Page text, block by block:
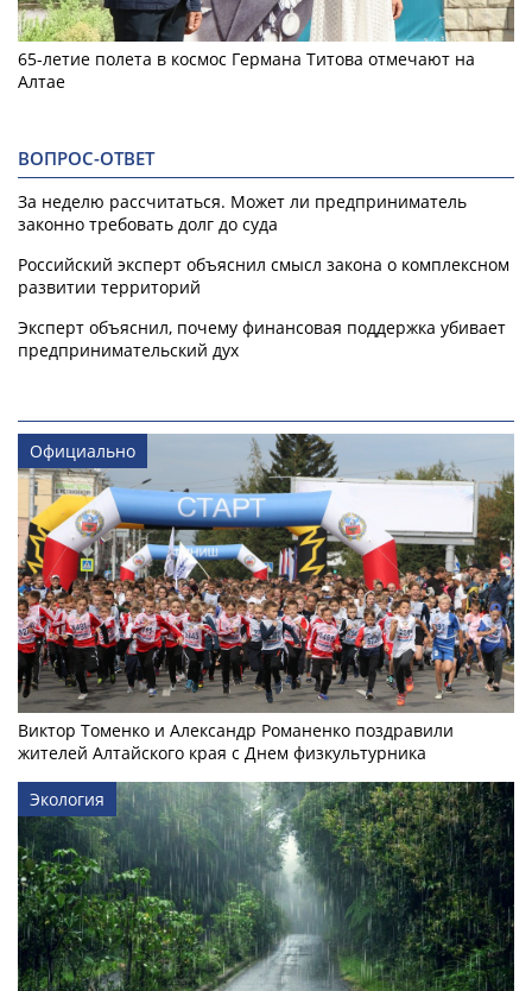
65-летие полета в космос Германа Титова отмечают на
Алтае
ВОПРОС-ОТВЕТ
За неделю рассчитаться. Может ли предприниматель
законно требовать долг до суда
Российский эксперт объяснил смысл закона о комплексном
развитии территорий
Эксперт объяснил, почему финансовая поддержка убивает
предпринимательский дух
Официально
Виктор Томенко и Александр Романенко поздравили
жителей Алтайского края с Днем физкультурника
Экология